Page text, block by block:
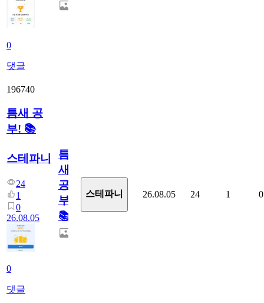
0
댓글
196740
틈새 공
부! 📚
스테파니
24
1
0
26.08.05
0
댓글
틈
새
공
부!
📚
스테파니 26.08.05 24 1 0